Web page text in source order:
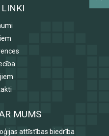
LINKI
MUMS
attīstības biedrība